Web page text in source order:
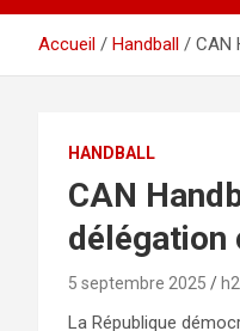
Accueil Handball CAN
HANDBALL
CAN
délégation
5 septembre 2025
La République